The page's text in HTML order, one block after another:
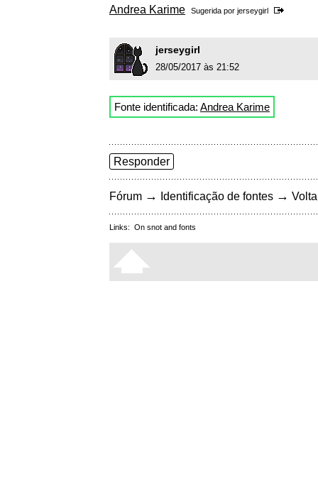
Andrea Karime Sugerida por jerseygirl
jerseygirl
28/05/2017 às 21:52
Fonte identificada: Andrea Karime
Responder
Fórum → Identificação de fontes →
Links: On snot and fonts